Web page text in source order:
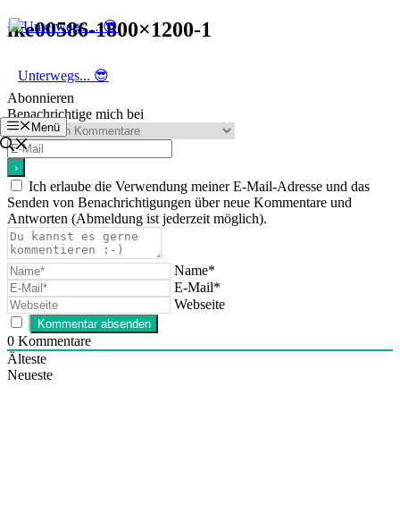
Zum
Inhalt
Unterwegs... 😎
Menü
ike00586-1800×1200-1
Abonnieren
Benachrichtige mich bei
Ich erlaube die Verwendung meiner E-Mail-Adresse und das
Senden von Benachrichtigungen über neue Kommentare und
Antworten (Abmeldung ist jederzeit möglich).
Name*
E-Mail*
Webseite
0 Kommentare
Älteste
Neueste